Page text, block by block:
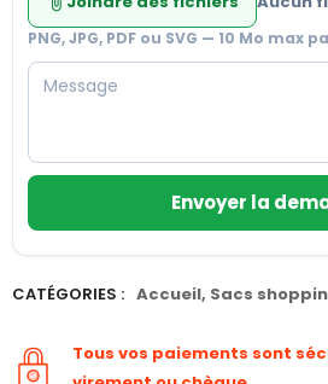
PNG, JPG, PDF ou SVG — 10 Mo max
Envoyer la
CATÉGORIES : Accueil, Sacs
Tous vos paiements sont